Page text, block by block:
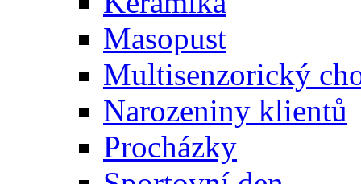
Masopust
Multisenzorický
Narozeniny klientů
Procházky